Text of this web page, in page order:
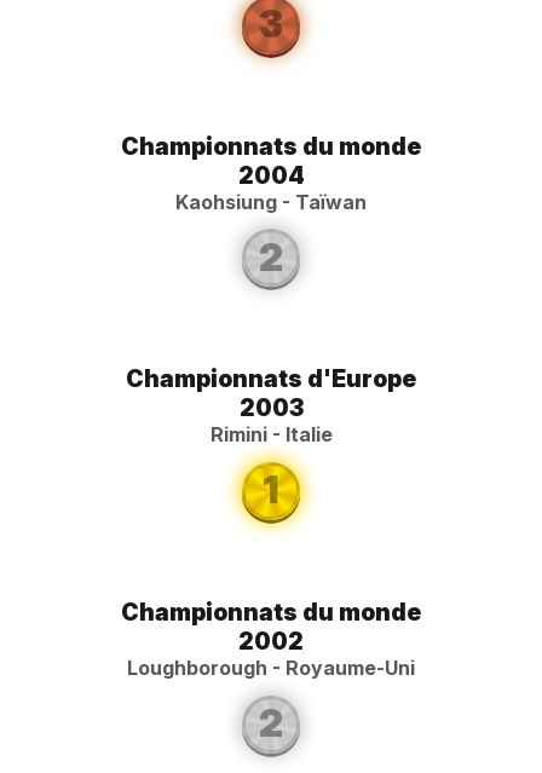
3
Championnats du monde
2004
Kaohsiung - Taïwan
2
Championnats d'Europe
2003
Rimini - Italie
1
Championnats du monde
2002
Loughborough - Royaume-Uni
2